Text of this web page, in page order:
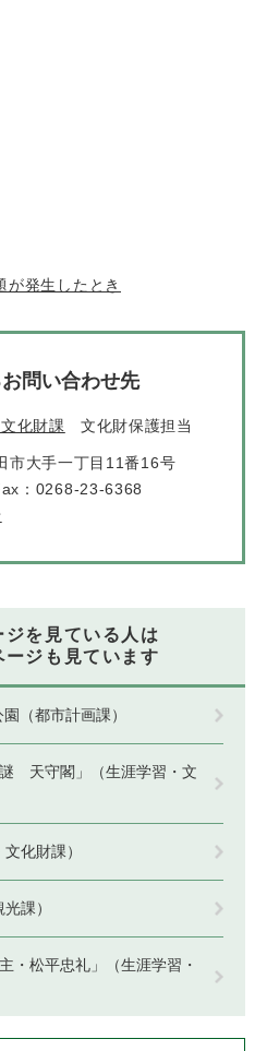
が発生したとき
問い合わせ先
化財課 文化財保護担当
市大手一丁目11番16号
：0268-23-6368
ジを見ている人は
ージも見ています
（都市計画課）
天守閣」（生涯学習・文
化財課）
課）
松平忠礼」（生涯学習・